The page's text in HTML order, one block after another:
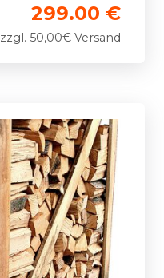
299.00 €
zzgl. 50,00€ Versand